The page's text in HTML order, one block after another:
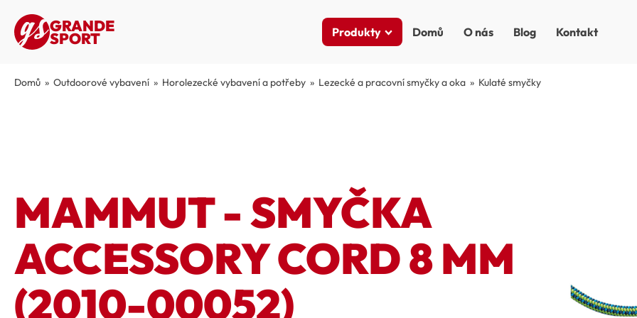
GRANDE
SPORT Produkty Domů O nás Blog Kontakt
Domů » Outdoorové vybavení » Horolezecké vybavení a potřeby » Lezecké a pracovní smyčky a oka » Kulaté smyčky
MAMMUT - SMYČKA
ACCESSORY CORD 8 MM
(2010-00052)